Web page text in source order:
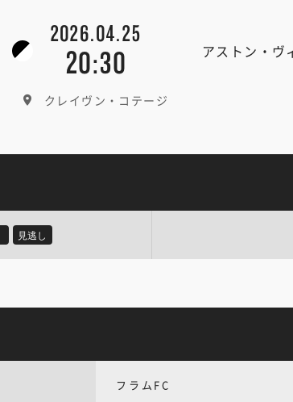
2026.04.25
20:30 アストン・ヴ
クレイヴン・コテージ
見逃し
フラムFC